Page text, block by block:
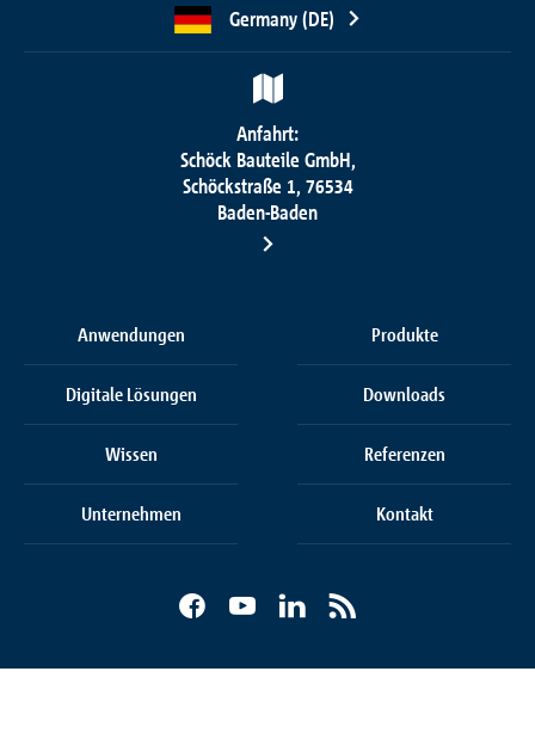
Germany (DE)
Anfahrt:
Schöck Bauteile GmbH,
Schöckstraße 1, 76534
Baden-Baden
Anwendungen Produkte
Digitale Lösungen Downloads
Wissen Referenzen
Unternehmen Kontakt